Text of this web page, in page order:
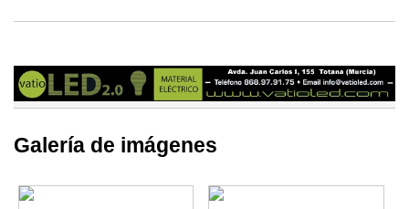
Galería de imágenes